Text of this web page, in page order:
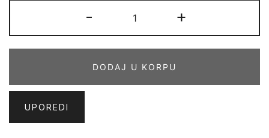
-
63247-
650
+
DODAJ U KORPU
UPOREDI